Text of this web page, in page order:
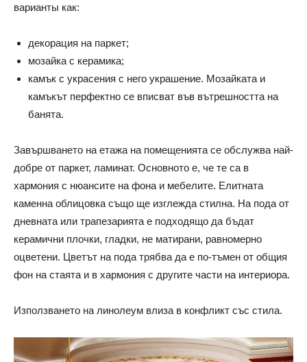
варианты как:
декорация на паркет;
мозайка с керамика;
камък с украсения с него украшение. Мозайката и
камъкът перфектно се вписват във вътрешността на
банята.
Завършването на етажа на помещенията се обслужва най-
добре от паркет, ламинат. Основното е, че те са в
хармония с нюансите на фона и мебелите. Елитната
каменна облицовка също ще изглежда стилна. На пода от
дневната или трапезарията е подходящо да бъдат
керамични плочки, гладки, не матирани, равномерно
оцветени. Цветът на пода трябва да е по-тъмен от общия
фон на стаята и в хармония с другите части на интериора.
Използването на линолеум влиза в конфликт със стила.